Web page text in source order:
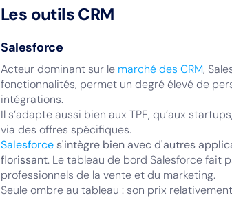
Les outils CRM
Salesforce
Acteur dominant sur le marché des CRM,
fonctionnalités, permet un degré élevé de
intégrations.
Il s’adapte aussi bien aux TPE, qu’aux
via des offres spécifiques.
Salesforce s'intègre bien avec d'autres
florissant. Le tableau de bord Salesforce fait
professionnels de la vente et du marketing.
Seule ombre au tableau : son prix